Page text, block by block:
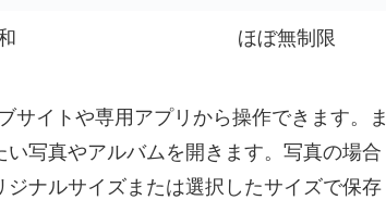
ほぼ無制限
サイトや専用アプリから操作できます。ま
写真やアルバムを開きます。写真の場合
ナルサイズまたは選択したサイズで保存